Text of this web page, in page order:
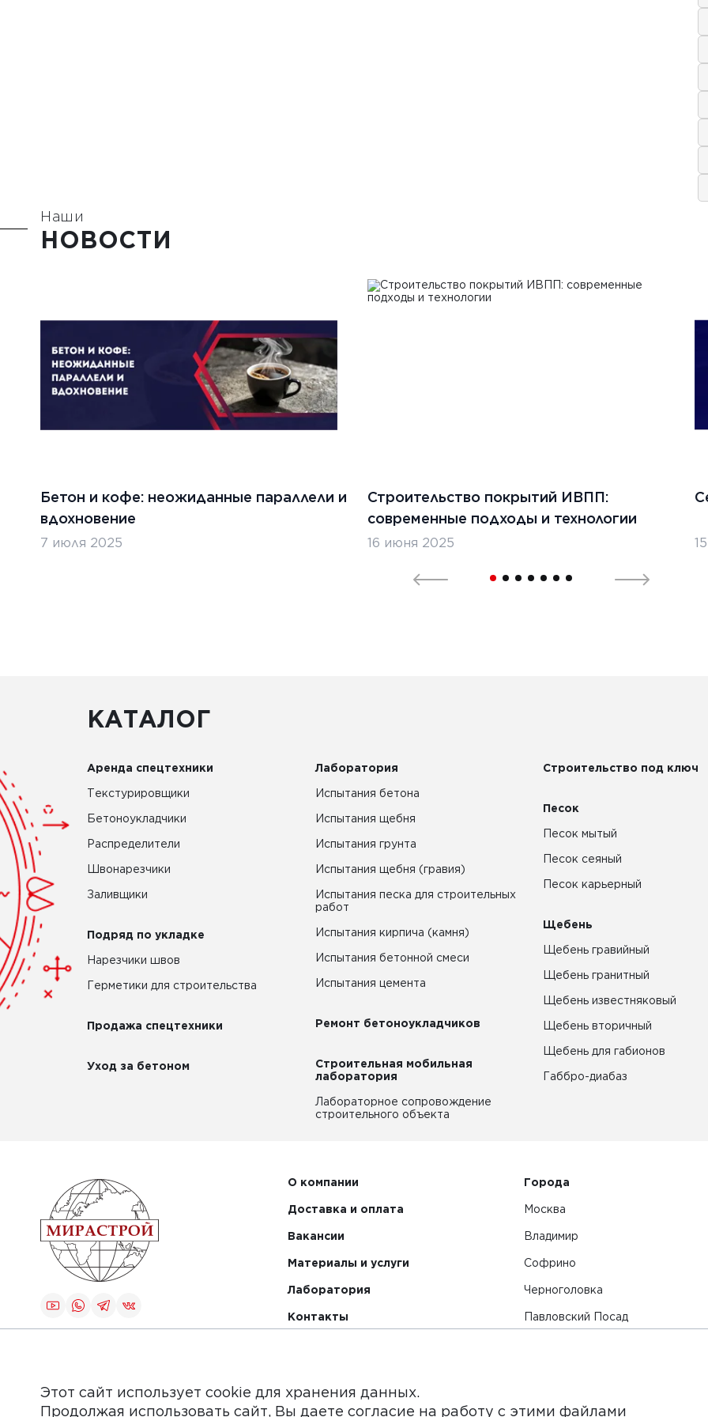
Наши
НОВОСТИ
Бетон и кофе: неожиданные параллели и
вдохновение
7 июля 2025
Строительство покрытий ИВПП:
современные подходы и технологии
16 июня 2025
КАТАЛОГ
Аренда спецтехники
Текстурировщики
Бетоноукладчики
Распределители
Швонарезчики
Заливщики
Подряд по укладке
Нарезчики швов
Герметики для строительства
Продажа спецтехники
Уход за бетоном
Лаборатория
Испытания бетона
Испытания щебня
Испытания грунта
Испытания щебня (гравия)
Испытания песка для строительных
работ
Испытания кирпича (камня)
Испытания бетонной смеси
Испытания цемента
Ремонт бетоноукладчиков
Строительная мобильная
лаборатория
Лабораторное сопровождение
строительного объекта
Строительство под ключ
Песок
Песок мытый
Песок сеяный
Песок карьерный
Щебень
Щебень гравийный
Щебень гранитный
Щебень известняковый
Щебень вторичный
Щебень для габионов
Габбро-диабаз
О компании
Доставка и оплата
Вакансии
Материалы и услуги
Лаборатория
Контакты
Города
Москва
Владимир
Софрино
Черноголовка
Павловский Посад
Этот сайт использует cookie для хранения данных.
Продолжая использовать сайт, Вы даете согласие на работу с этими файлами